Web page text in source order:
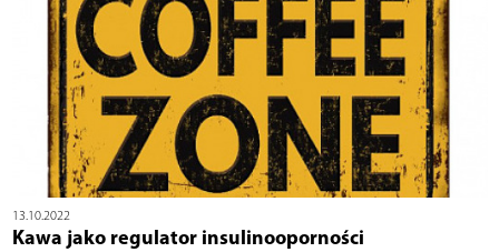
13.10.2022
Kawa jako regulator insulinooporności